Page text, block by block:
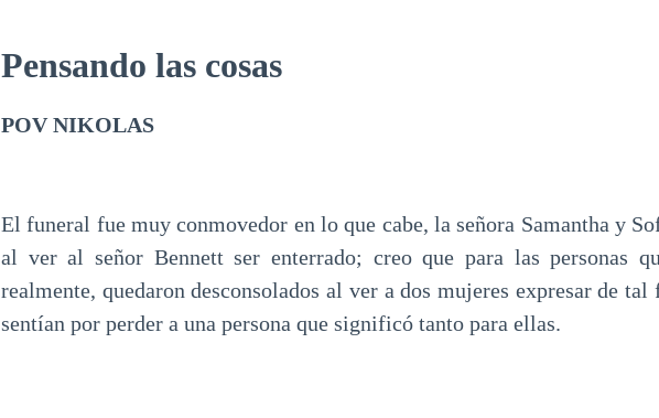
Pensando las cosas
POV NIKOLAS
El funeral fue muy conmovedor en lo que cabe, la señora Samantha y
al ver al señor Bennett ser enterrado; creo que para las personas
realmente, quedaron desconsolados al ver a dos mujeres expresar de
sentían por perder a una persona que significó tanto para ellas.